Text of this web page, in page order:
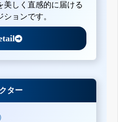
美しく直感的に届ける
ョンです。
ター